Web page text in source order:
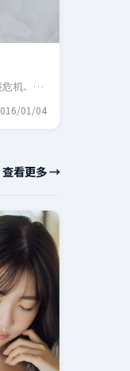
机、反
01/04
查看更多 →